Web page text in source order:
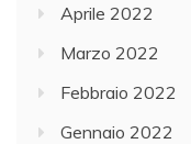
Aprile 2022
Marzo 2022
Febbraio 2022
Gennaio 2022